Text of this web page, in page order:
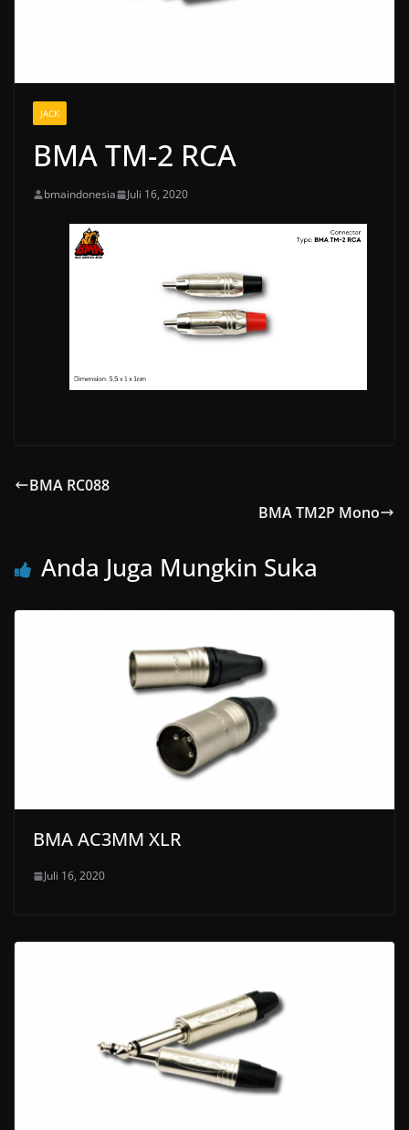
JACK
BMA TM-2 RCA
bmaindonesia Juli 16, 2020
BMA RC088
BMA TM2P Mono
Anda Juga Mungkin Suka
BMA AC3MM XLR
Juli 16, 2020